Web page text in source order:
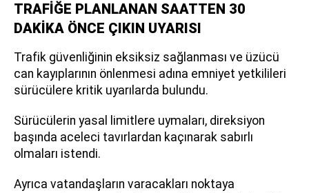
TRAFİĞE PLANLANAN SAATTEN 30
DAKİKA ÖNCE ÇIKIN UYARISI
Trafik güvenliğinin eksiksiz sağlanması ve üzücü
can kayıplarının önlenmesi adına emniyet yetkilileri
sürücülere kritik uyarılarda bulundu.
Sürücülerin yasal limitlere uymaları, direksiyon
başında aceleci tavırlardan kaçınarak sabırlı
olmaları istendi.
Ayrıca vatandaşların varacakları noktaya